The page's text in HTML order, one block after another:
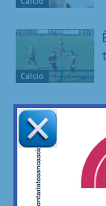
Calcio
Calcio